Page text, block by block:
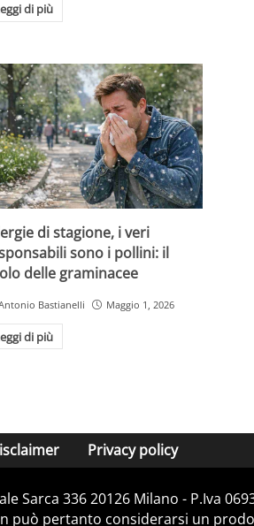
di più
di stagione, i veri
sono i pollini: il
delle graminacee
Bastianelli Maggio 1, 2026
di più
Privacy policy
Sarca 336 20126 Milano - P.Iva
pertanto considerarsi un